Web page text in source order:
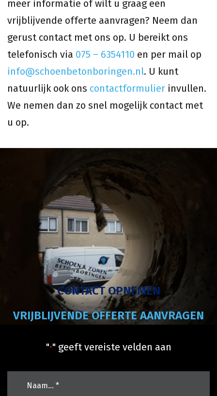
meer informatie of wilt u graag een
vrijblijvende offerte aanvragen? Neem dan
gerust contact met ons op. U bereikt ons
telefonisch via 075 – 6354110 en per mail op
info@schoenbetonboringen.nl. U kunt
natuurlijk ook ons contactformulier invullen.
We nemen dan zo snel mogelijk contact met
u op.
CONTACT OPNEMEN
VRIJBLIJVENDE OFFERTE AANVRAGEN
"*" geeft vereiste velden aan